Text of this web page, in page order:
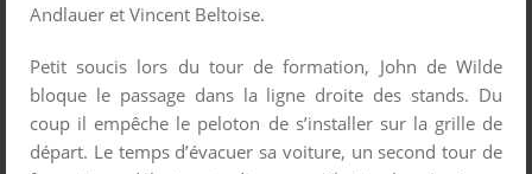
Andlauer et Vincent Beltoise.
Petit soucis lors du tour de formation, John de Wilde
bloque le passage dans la ligne droite des stands. Du
coup il empêche le peloton de s’installer sur la grille de
départ. Le temps d’évacuer sa voiture, un second tour de